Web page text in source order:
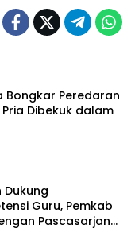
Bongkar Peredaran
Dibekuk dalam
Dukung
Guru, Pemkab
Pascasarjana